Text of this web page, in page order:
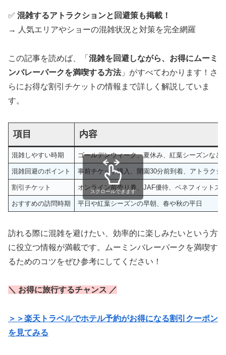
✅ 混雑するアトラクションと回避策も掲載！
→ 人気エリアやショーの混雑状況と対策を完全網羅
この記事を読めば、「 混雑を回避しながら、お得にムーミ
ンバレーパークを満喫する方法」がすべてわかります！さ
らにお得な割引チケットの情報まで詳しく解説していま
す。
項目 内容
混雑しやすい時期 ゴールデンウィーク、夏休み、紅葉シーズンなど
混雑回避のポイント 事前チケット購入、開園30分前到着、アトラクシ
割引チケット オンライン前売り券、JAF優待、ベネフィットス
おすすめの訪問時期 平日や紅葉シーズンの早朝、春や秋の平日
スクロールできます
訪れる際に混雑を避けたい、効率的に楽しみたいという方
に役立つ情報が満載です。ムーミンバレーパークを満喫す
るためのコツをぜひ参考にしてください！
＼ お得に旅行するチャンス ／
＞＞楽天トラベルでホテル予約がお得になる割引クーポン
を見てみる